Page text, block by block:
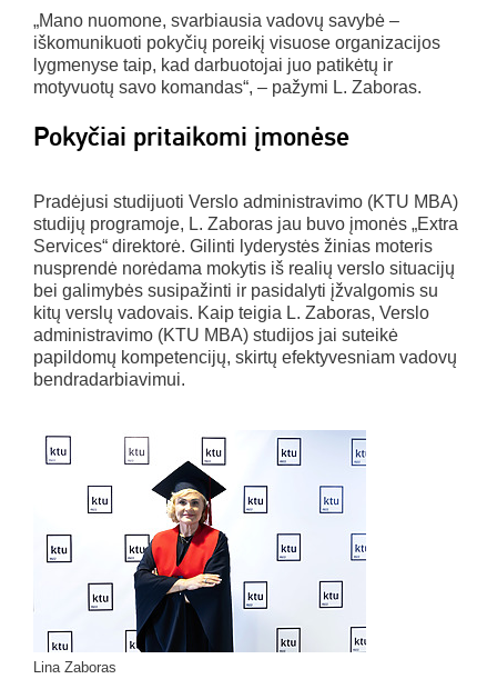
„Mano nuomone, svarbiausia vadovų savybė –
iškomunikuoti pokyčių poreikį visuose organizacijos
lygmenyse taip, kad darbuotojai juo patikėtų ir
motyvuotų savo komandas“, – pažymi L. Zaboras.
Pokyčiai pritaikomi įmonėse
Pradėjusi studijuoti Verslo administravimo (KTU MBA)
studijų programoje, L. Zaboras jau buvo įmonės „Extra
Services“ direktorė. Gilinti lyderystės žinias moteris
nusprendė norėdama mokytis iš realių verslo situacijų
bei galimybės susipažinti ir pasidalyti įžvalgomis su
kitų verslų vadovais. Kaip teigia L. Zaboras, Verslo
administravimo (KTU MBA) studijos jai suteikė
papildomų kompetencijų, skirtų efektyvesniam vadovų
bendradarbiavimui.
Lina Zaboras